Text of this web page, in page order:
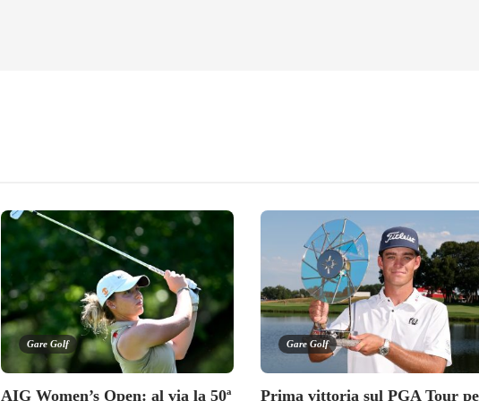
Gare Golf
AIG Women’s Open: al via la 50ª
Gare Golf
Prima vittoria sul PGA Tour